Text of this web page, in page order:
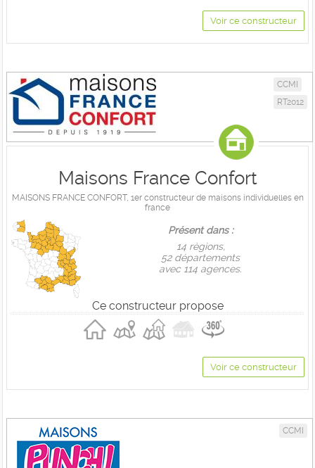
Voir ce constructeur
CCMI
RT2012
Maisons France Confort
MAISONS FRANCE CONFORT, 1er constructeur de maisons individuelles en
france
Présent dans :
14 règions,
52 départements
avec 114 agences.
Ce constructeur propose
Voir ce constructeur
CCMI